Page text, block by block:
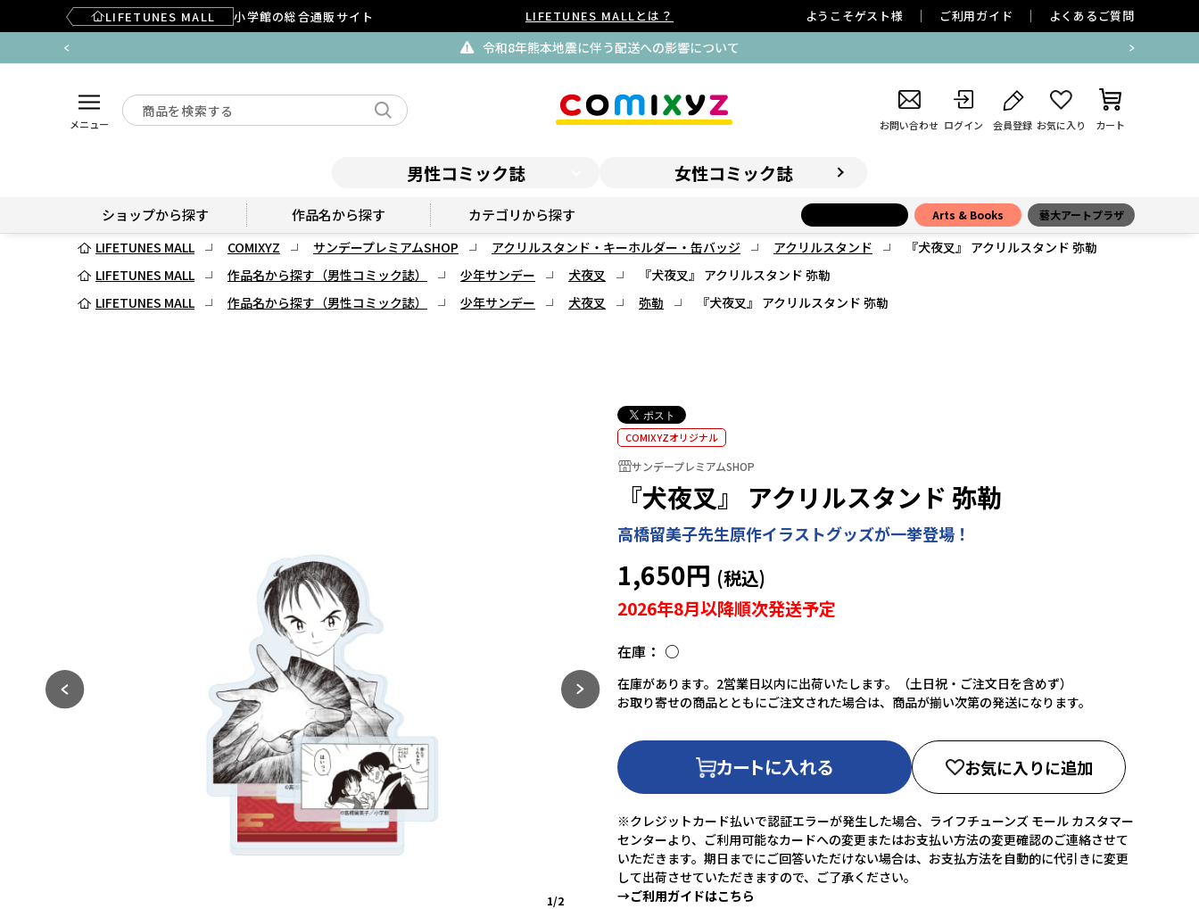
LIFETUNES MALL 小学館の総合通販サイト LIFETUNES MALLとは？ ようこそゲスト様 ご利用ガイド よくあるご質問
令和8年熊本地震に伴う配送への影響について
メニュー お問い合わせ ログイン 会員登録 お気に入り カート
男性コミック誌 女性コミック誌
ショップから探す 作品名から探す カテゴリから探す Arts & Books 藝大アートプラザ
LIFETUNES MALL COMIXYZ サンデープレミアムSHOP アクリルスタンド・キーホルダー・缶バッジ アクリルスタンド
『犬夜叉』 アクリルスタンド 弥勒
LIFETUNES MALL
作品名から探す（男性コミック誌） 少年サンデー 犬夜叉
『犬夜叉』 アクリルスタンド 弥勒
LIFETUNES MALL
作品名から探す（男性コミック誌） 少年サンデー 犬夜叉 弥勒 『犬夜叉』 アクリルスタンド 弥勒
サンデープレミアムSHOP
1/2
COMIXYZオリジナル
サンデープレミアムSHOP
『犬夜叉』 アクリルスタンド 弥勒
高橋留美子先生原作イラストグッズが一挙登場！
1,650円
2026年8月以降順次発送予定
在庫： ○
在庫があります。2営業日以内に出荷いたします。（土日祝・ご注文日を含めず）
お取り寄せの商品とともにご注文された場合は、商品が揃い次第の発送になります。
カートに入れる お気に入りに追加
※クレジットカード払いで認証エラーが発生した場合、ライフチューンズ モール カスタマー
センターより、ご利用可能なカードへの変更またはお支払い方法の変更確認のご連絡させて
いただきます。期日までにご回答いただけない場合は、お支払方法を自動的に代引きに変更
して出荷させていただきますので、ご了承ください。
→ご利用ガイドはこちら